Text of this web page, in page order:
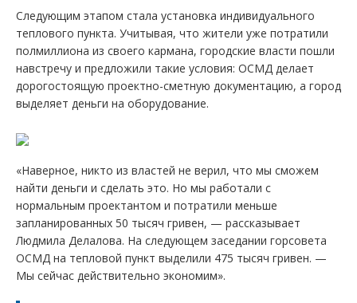
Следующим этапом стала установка индивидуального
теплового пункта. Учитывая, что жители уже потратили
полмиллиона из своего кармана, городские власти пошли
навстречу и предложили такие условия: ОСМД делает
дорогостоящую проектно-сметную документацию, а город
выделяет деньги на оборудование.
«Наверное, никто из властей не верил, что мы сможем
найти деньги и сделать это. Но мы работали с
нормальным проектантом и потратили меньше
запланированных 50 тысяч гривен, — рассказывает
Людмила Делалова. На следующем заседании горсовета
ОСМД на тепловой пункт выделили 475 тысяч гривен. —
Мы сейчас действительно экономим».